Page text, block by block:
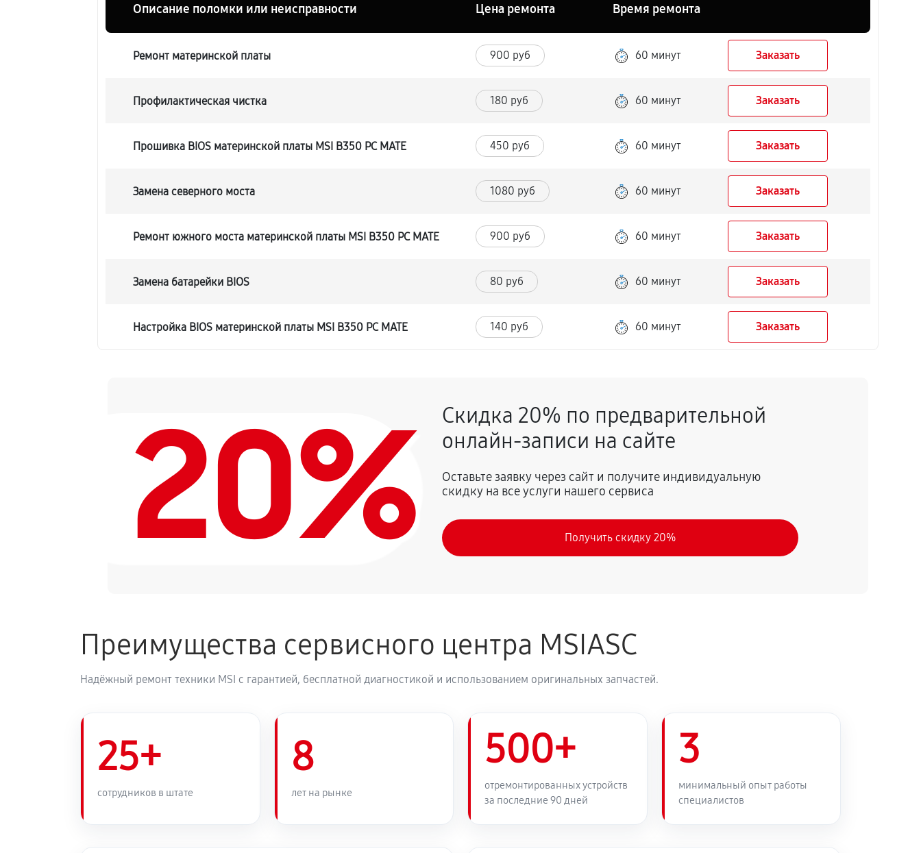
Описание поломки или неисправности Цена ремонта Время ремонта
Ремонт материнской платы 900 руб 60 минут Заказать
Профилактическая чистка 180 руб 60 минут Заказать
Прошивка BIOS материнской платы MSI B350 PC MATE 450 руб 60 минут Заказать
Замена северного моста 1080 руб 60 минут Заказать
Ремонт южного моста материнской платы MSI B350 PC MATE 900 руб 60 минут Заказать
Замена батарейки BIOS 80 руб 60 минут Заказать
Настройка BIOS материнской платы MSI B350 PC MATE 140 руб 60 минут Заказать
20%
Скидка 20% по предварительной
онлайн-записи на сайте
Оставьте заявку через сайт и получите индивидуальную
скидку на все услуги нашего сервиса
Получить скидку 20%
Преимущества сервисного центра MSIASC
Надёжный ремонт техники MSI с гарантией, бесплатной диагностикой и использованием оригинальных запчастей.
25+
сотрудников в штате
8
лет на рынке
500+
отремонтированных устройств
за последние 90 дней
3
минимальный опыт работы
специалистов